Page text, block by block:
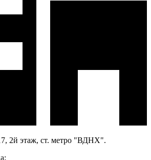
2й этаж, ст. метро "ВДНХ".